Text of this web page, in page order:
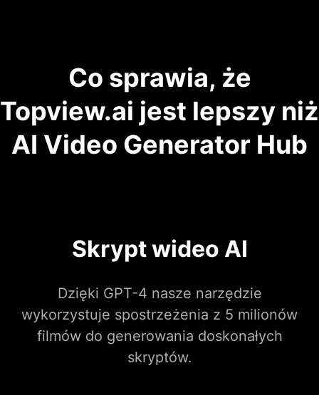
Co sprawia, że
Topview.ai jest lepszy niż
AI Video Generator Hub
Skrypt wideo AI
Dzięki GPT-4 nasze narzędzie
wykorzystuje spostrzeżenia z 5 milionów
filmów do generowania doskonałych
skryptów.